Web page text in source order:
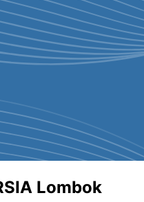
Lombok